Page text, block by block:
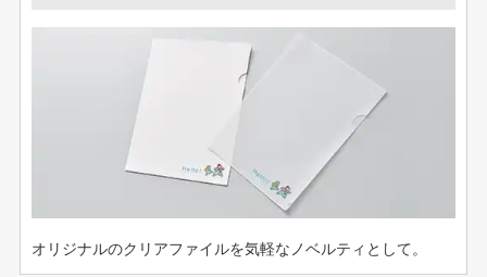
オリジナルのクリアファイルを気軽なノベルティとして。